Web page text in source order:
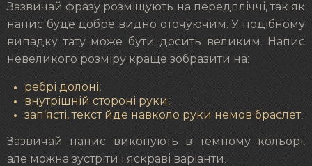
Зазвичай фразу розміщують на передпліччі, так як
напис буде добре видно оточуючим. У подібному
випадку тату може бути досить великим. Напис
невеликого розміру краще зобразити на:
ребрі долоні;
внутрішній стороні руки;
зап’ясті, текст йде навколо руки немов браслет.
Зазвичай напис виконують в темному кольорі,
але можна зустріти і яскраві варіанти.